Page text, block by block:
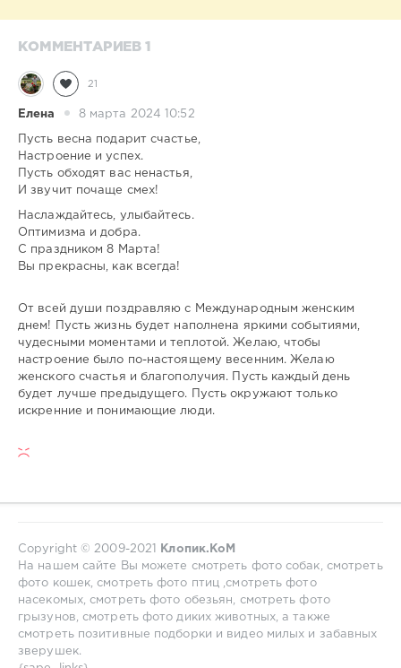
КОММЕНТАРИЕВ 1
21
Елена 8 марта 2024 10:52
Пусть весна подарит счастье,
Настроение и успех.
Пусть обходят вас ненастья,
И звучит почаще смех!
Наслаждайтесь, улыбайтесь.
Оптимизма и добра.
С праздником 8 Марта!
Вы прекрасны, как всегда!
От всей души поздравляю с Международным женским
днем! Пусть жизнь будет наполнена яркими событиями,
чудесными моментами и теплотой. Желаю, чтобы
настроение было по-настоящему весенним. Желаю
женского счастья и благополучия. Пусть каждый день
будет лучше предыдущего. Пусть окружают только
искренние и понимающие люди.
Copyright © 2009-2021
Клопик.КоМ
На нашем сайте Вы можете смотреть фото собак, смотреть
фото кошек, смотреть фото птиц ,смотреть фото
насекомых, смотреть фото обезьян, смотреть фото
грызунов, смотреть фото диких животных, а также
смотреть позитивные подборки и видео милых и забавных
зверушек.